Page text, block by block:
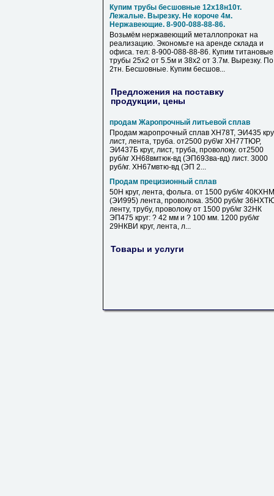
Купим трубы бесшовные 12х18н10т.
Лежалые. Вырезку. Не короче 4м.
Нержавеющие. 8-900-088-88-86.
Возьмём нержавеющий металлопрокат на
реализацию. Экономьте на аренде склада и
офиса. тел: 8-900-088-88-86. Купим титановые
трубы 25х2 от 5.5м и 38х2 от 3.7м. Вырезку. По
2тн. Бесшовные. Купим бесшов...
Предложения на поставку
продукции, цены
продам Жаропрочный литьевой сплав
Продам жаропрочный сплав ХН78Т, ЭИ435
лист, лента, труба. от2500 руб\кг ХН77ТЮР,
ЭИ437Б круг, лист, труба, проволоку. от2500
руб/кг ХН68вмтюк-вд (ЭП693ва-вд) лист. 3000
руб/кг. ХН67мвтю-вд (ЭП 2...
Продам прецизионный сплав
50Н круг, лента, фольга. от 1500 руб/кг 40КХНМ
(ЭИ995) лента, проволока. 3500 руб/кг
ленту, трубу, проволоку от 1500 руб/кг 32НК
ЭП475 круг: ? 42 мм и ? 100 мм. 1200 руб/кг
29НКВИ круг, лента, л...
Товары и услуги